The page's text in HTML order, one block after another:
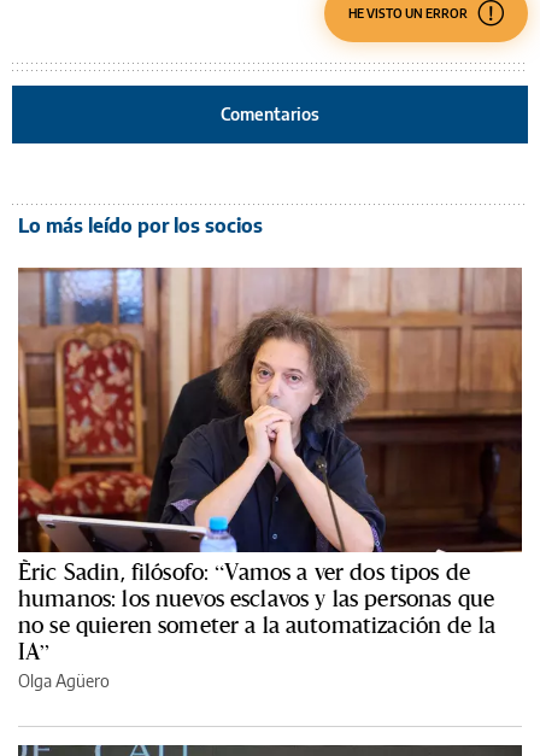
HE VISTO UN ERROR
Comentarios
Lo más leído por los socios
Èric Sadin, filósofo: “Vamos a ver dos tipos de
humanos: los nuevos esclavos y las personas que
no se quieren someter a la automatización de la
IA”
Olga Agüero